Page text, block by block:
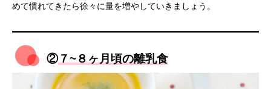
めて慣れてきたら徐々に量を増やしていきましょう。
②７~８ヶ月頃の離乳食